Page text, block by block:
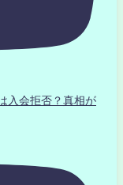
会拒否？真相が